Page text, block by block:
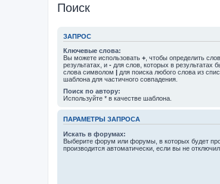
Поиск
ЗАПРОС
Ключевые слова:
Вы можете использовать + , чтобы определить
результатах, и - для слов, которых в результатах
слова символом | для поиска любого слова из
шаблона для частичного совпадения.
Поиск по автору:
Используйте * в качестве шаблона.
ПАРАМЕТРЫ ЗАПРОСА
Искать в форумах:
Выберите форум или форумы, в которых будет
производится автоматически, если вы не